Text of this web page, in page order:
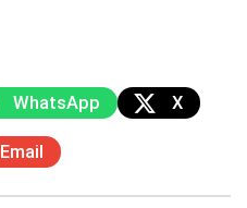
WhatsApp X
Email